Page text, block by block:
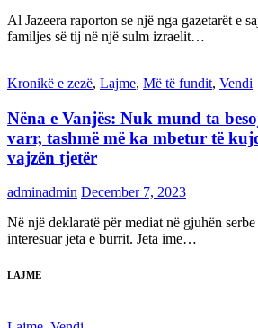
Al Jazeera raporton se një nga gazetarët e
familjes së tij në një sulm izraelit…
Kronikë e zezë, Lajme, Më të fundit, Vendi
Nëna e Vanjës: Nuk mund ta
varr, tashmë më ka mbetur të
vajzën tjetër
adminadmin December 7, 2023
Në një deklaratë për mediat në gjuhën
interesuar jeta e burrit. Jeta ime…
LAJME